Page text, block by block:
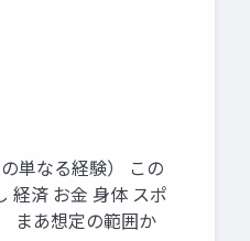
単なる経験） この
経済 お金 身体 スポ
まあ想定の範囲か